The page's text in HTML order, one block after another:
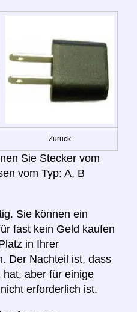
Zurück
Sie Stecker vom
vom Typ: A, B
Sie können ein
fast kein Geld kaufen
in Ihrer
Der Nachteil ist, dass
aber für einige
erforderlich ist.